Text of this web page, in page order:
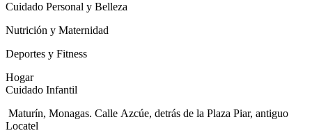
Cuidado Personal y Belleza
Nutrición y Maternidad
Deportes y Fitness
Hogar
Cuidado Infantil
Maturín, Monagas. Calle Azcúe, detrás de la Plaza Piar, antiguo
Locatel